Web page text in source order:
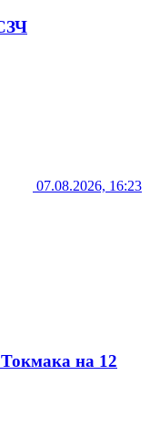
07.08.2026, 16:23
на 12